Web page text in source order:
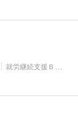
就労継続支援Ｂ型・ニコサービス城東センター